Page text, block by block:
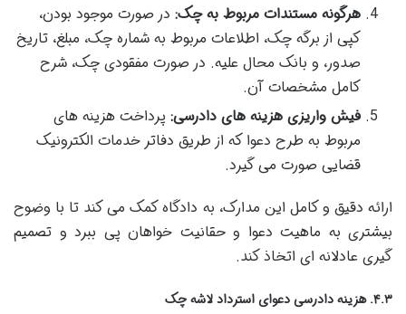
هرگونه مستندات مربوط به چک: در صورت موجود بودن،
کپی از برگه چک، اطلاعات مربوط به شماره چک، مبلغ، تاریخ
صدور، و بانک محال علیه. در صورت مفقودی چک، شرح
کامل مشخصات آن.
فیش واریزی هزینه های دادرسی: پرداخت هزینه های
مربوط به طرح دعوا که از طریق دفاتر خدمات الکترونیک
قضایی صورت می گیرد.
ارائه دقیق و کامل این مدارک، به دادگاه کمک می کند تا با وضوح
بیشتری به ماهیت دعوا و حقانیت خواهان پی ببرد و تصمیم
گیری عادلانه ای اتخاذ کند.
۴.۳. هزینه دادرسی دعوای استرداد لاشه چک